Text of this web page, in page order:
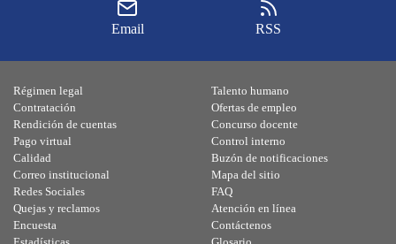
Email RSS
Régimen legal
Contratación
Rendición de cuentas
Pago virtual
Calidad
Talento humano
Ofertas de empleo
Concurso docente
Control interno
Buzón de notificaciones
Correo institucional
Redes Sociales
Quejas y reclamos
Encuesta
Mapa del sitio
FAQ
Atención en línea
Contáctenos